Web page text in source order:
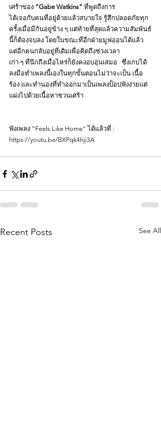
เศร้าของ “Gabe Watkins” ที่พูดถึงการ
ได้เจอกับคนที่อยู่ด้วยแล้วสบายใจ รู้สึกปลอดภัยทุก
ครั้งเมื่อมีกันอยู่ข้าง ๆ แต่ท้ายที่สุดแล้วความสัมพันธ์
นี้ก็ต้องจบลง โดยในขณะที่อีกฝ่ายมูฟออนได้แล้ว
แต่อีกคนกลับอยู่ที่เดิมเพื่อคิดถึงช่วงเวลา
เก่า ๆ ที่นึกถึงเมื่อไหร่ก็ยังคงอบอุ่นเสมอ
ซึ่งเกบได้
ลงมือทำเพลงนี้เองในทุกขั้นตอนไม่ว่าจะเป็น เนื้อ
ร้อง และทำนองที่ทำออกมาเป็นเพลงป็อปฟังง่ายแต่
แฝงไปด้วยเนื้อหาชวนเศร้า
ฟังเพลง "Feels Like Home" ได้แล้วที่ :
https://youtu.be/BXPqk4hji3A
Recent Posts See All